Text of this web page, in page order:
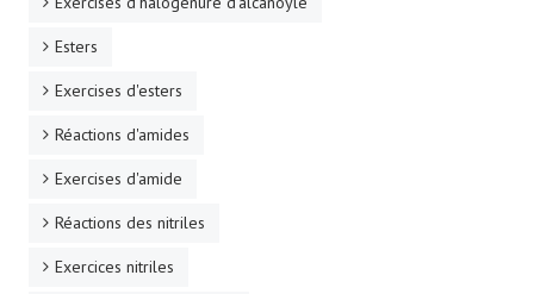
Esters
Exercises d'esters
Réactions d'amides
Exercises d'amide
Réactions des nitriles
Exercices nitriles